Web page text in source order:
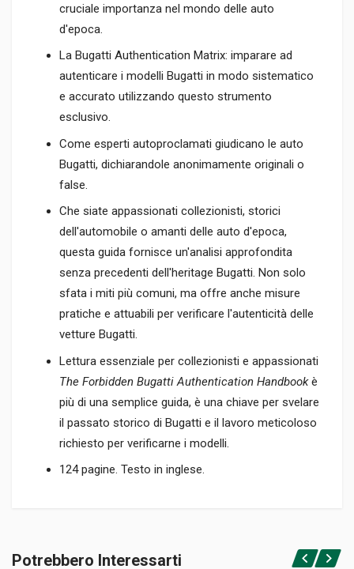
cruciale importanza nel mondo delle auto
d'epoca.
La Bugatti Authentication Matrix: imparare ad
autenticare i modelli Bugatti in modo sistematico
e accurato utilizzando questo strumento
esclusivo.
Come esperti autoproclamati giudicano le auto
Bugatti, dichiarandole anonimamente originali o
false.
Che siate appassionati collezionisti, storici
dell'automobile o amanti delle auto d'epoca,
questa guida fornisce un'analisi approfondita
senza precedenti dell'heritage Bugatti. Non solo
sfata i miti più comuni, ma offre anche misure
pratiche e attuabili per verificare l'autenticità delle
vetture Bugatti.
Lettura essenziale per collezionisti e appassionati
The Forbidden Bugatti Authentication Handbookè
più di una semplice guida, è una chiave per svelare
il passato storico di Bugatti e il lavoro meticoloso
richiesto per verificarne i modelli.
124 pagine. Testo in inglese.
Rilegato
Accedi o registrati
Potrebbero Interessarti